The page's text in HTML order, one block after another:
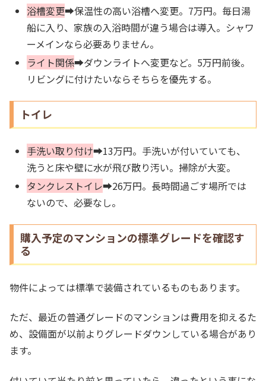
浴槽変更➡保温性の高い浴槽へ変更。7万円。毎日湯
船に入り、家族の入浴時間が違う場合は導入。シャワ
ーメインなら必要ありません。
ライト関係➡ダウンライトへ変更など。5万円前後。
リビングに付けたいならそちらを優先する。
トイレ
手洗い取り付け➡13万円。手洗いが付いていても、
洗うと床や壁に水が飛び散り汚い。掃除が大変。
タンクレストイレ➡26万円。長時間過ごす場所では
ないので、必要なし。
購入予定のマンションの標準グレードを確認す
る
物件によっては標準で装備されているものもあります。
ただ、最近の普通グレードのマンションは費用を抑えるた
め、設備面が以前よりグレードダウンしている場合があり
ます。